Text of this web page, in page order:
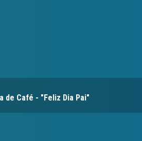
de Café - "Feliz Dia Pai"